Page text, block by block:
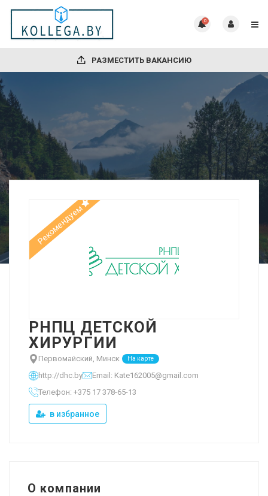
0
РАЗМЕСТИТЬ ВАКАНСИЮ
Рекомендуем
РНПЦ ДЕТСКОЙ
ХИРУРГИИ
Первомайский, Минск На карте
http://dhc.by
Email: Kate162005@gmail.com
Телефон: +375 17 378-65-13
в избранное
О компании